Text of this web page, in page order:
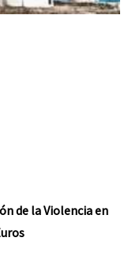
de la Violencia en